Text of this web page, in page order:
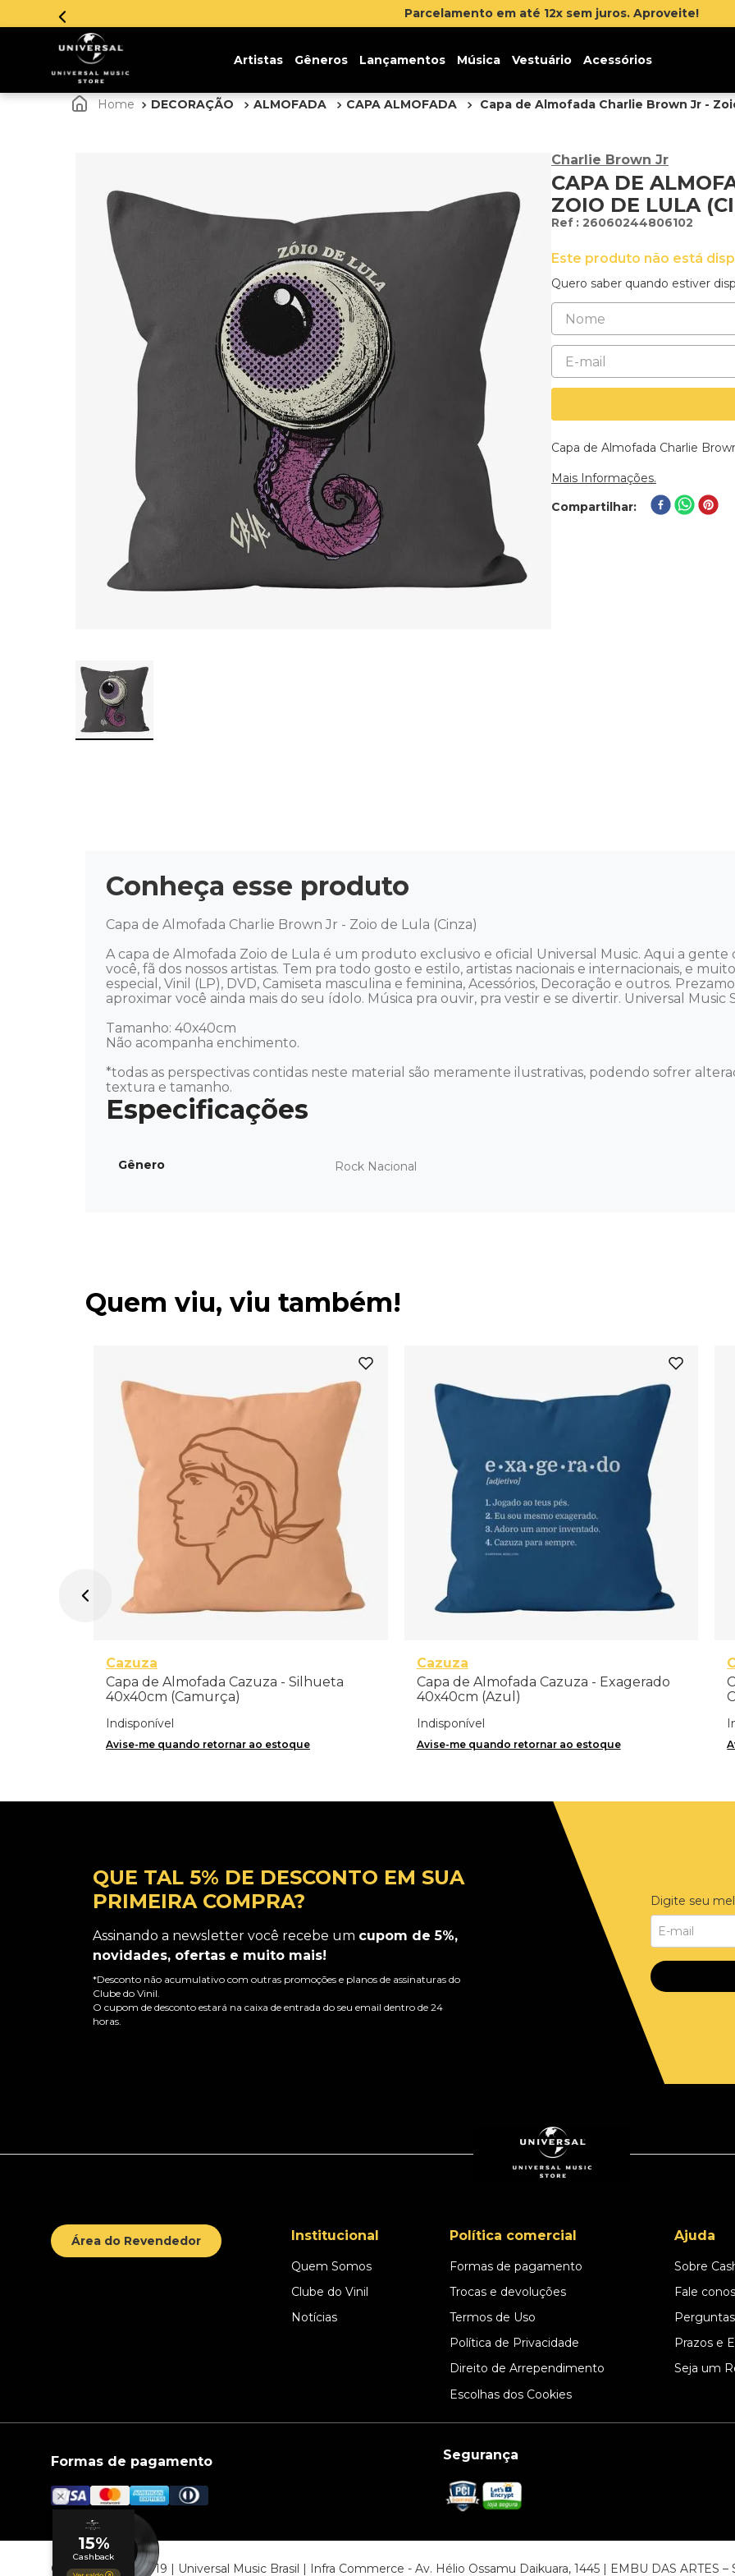
Parcelamento em até 12x sem juros. Aproveite!
Artistas Gêneros Lançamentos Música Vestuário Acessórios
DECORAÇÃO ALMOFADA CAPA ALMOFADA Capa de Almofada Charlie Brown Jr -
Charlie Brown Jr
CAPA DE
ZOIO DE LULA
: 26060244806102
Este produto não está
Quero saber quando estiver
Capa de Almofada Charlie
Mais Informações.
Compartilhar
Conheça esse produto
Capa de Almofada Charlie Brown Jr - Zoio de Lula (Cinza)
A capa de Almofada Zoio de Lula é um produto exclusivo e oficial Universal Music. Aqui a
você, fã dos nossos artistas. Tem pra todo gosto e estilo, artistas nacionais e internacionais, e
especial, Vinil (LP), DVD, Camiseta masculina e feminina, Acessórios, Decoração e outros.
aproximar você ainda mais do seu ídolo. Música pra ouvir, pra vestir e se divertir. Universal Music
Tamanho: 40x40cm
Não acompanha enchimento.
*todas as perspectivas contidas neste material são meramente ilustrativas, podendo sofrer
textura e tamanho.
Gênero Rock Nacional
Quem viu, viu também!
Cazuza
Capa de Almofada Cazuza - Silhueta
40x40cm (Camurça)
Indisponível
Avise-me quando retornar ao estoque
Cazuza
Capa de Almofada Cazuza - Exagerado
40x40cm (Azul)
Indisponível
Avise-me quando retornar ao estoque
QUE TAL 5% DE DESCONTO EM SUA
PRIMEIRA COMPRA?
Assinando a newsletter você recebe um cupom de 5%,
novidades, ofertas e muito mais!
*Desconto não acumulativo com outras promoções e planos de assinaturas do
Clube do Vinil.
O cupom de desconto estará na caixa de entrada do seu email dentro de 24
horas.
Digite seu
Área do Revendedor Institucional
Quem Somos
Clube do Vinil
Notícias
Política comercial
Formas de pagamento
Trocas e devoluções
Termos de Uso
Política de Privacidade
Direito de Arrependimento
Escolhas dos Cookies
Ajuda
Sobre
Fale
Prazos e
Seja um
Formas de pagamento Segurança
© COPYRIGHT 2019 | Universal Music Brasil | Infra Commerce - Av. Hélio Ossamu Daikuara, 1445 | EMBU DAS ARTES –